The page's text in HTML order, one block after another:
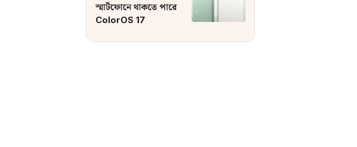
স্মার্টফোনে থাকতে পারে
ColorOS 17